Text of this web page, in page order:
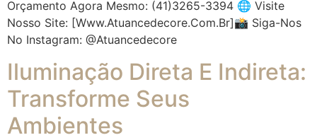
Orçamento Agora Mesmo: (41)3265-3394 🌐 Visite
Nosso Site: [www.atuancedecore.com.br]📸 Siga-Nos
No Instagram: @atuancedecore
Iluminação Direta E Indireta:
Transforme Seus
Ambientes